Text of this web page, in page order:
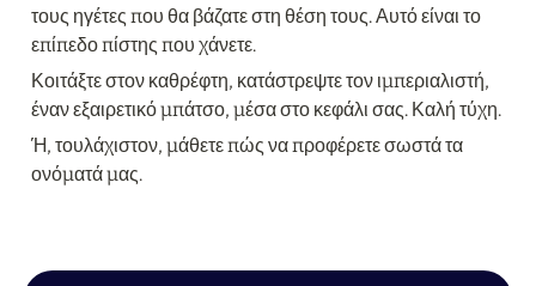
τους ηγέτες που θα βάζατε στη θέση τους. Αυτό είναι το
επίπεδο πίστης που χάνετε.
Κοιτάξτε στον καθρέφτη, κατάστρεψτε τον ιμπεριαλιστή,
έναν εξαιρετικό μπάτσο, μέσα στο κεφάλι σας. Καλή τύχη.
Ή, τουλάχιστον, μάθετε πώς να προφέρετε σωστά τα
ονόματά μας.